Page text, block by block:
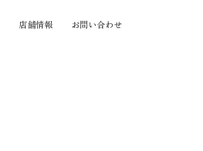
店舗情報 お問い合わせ